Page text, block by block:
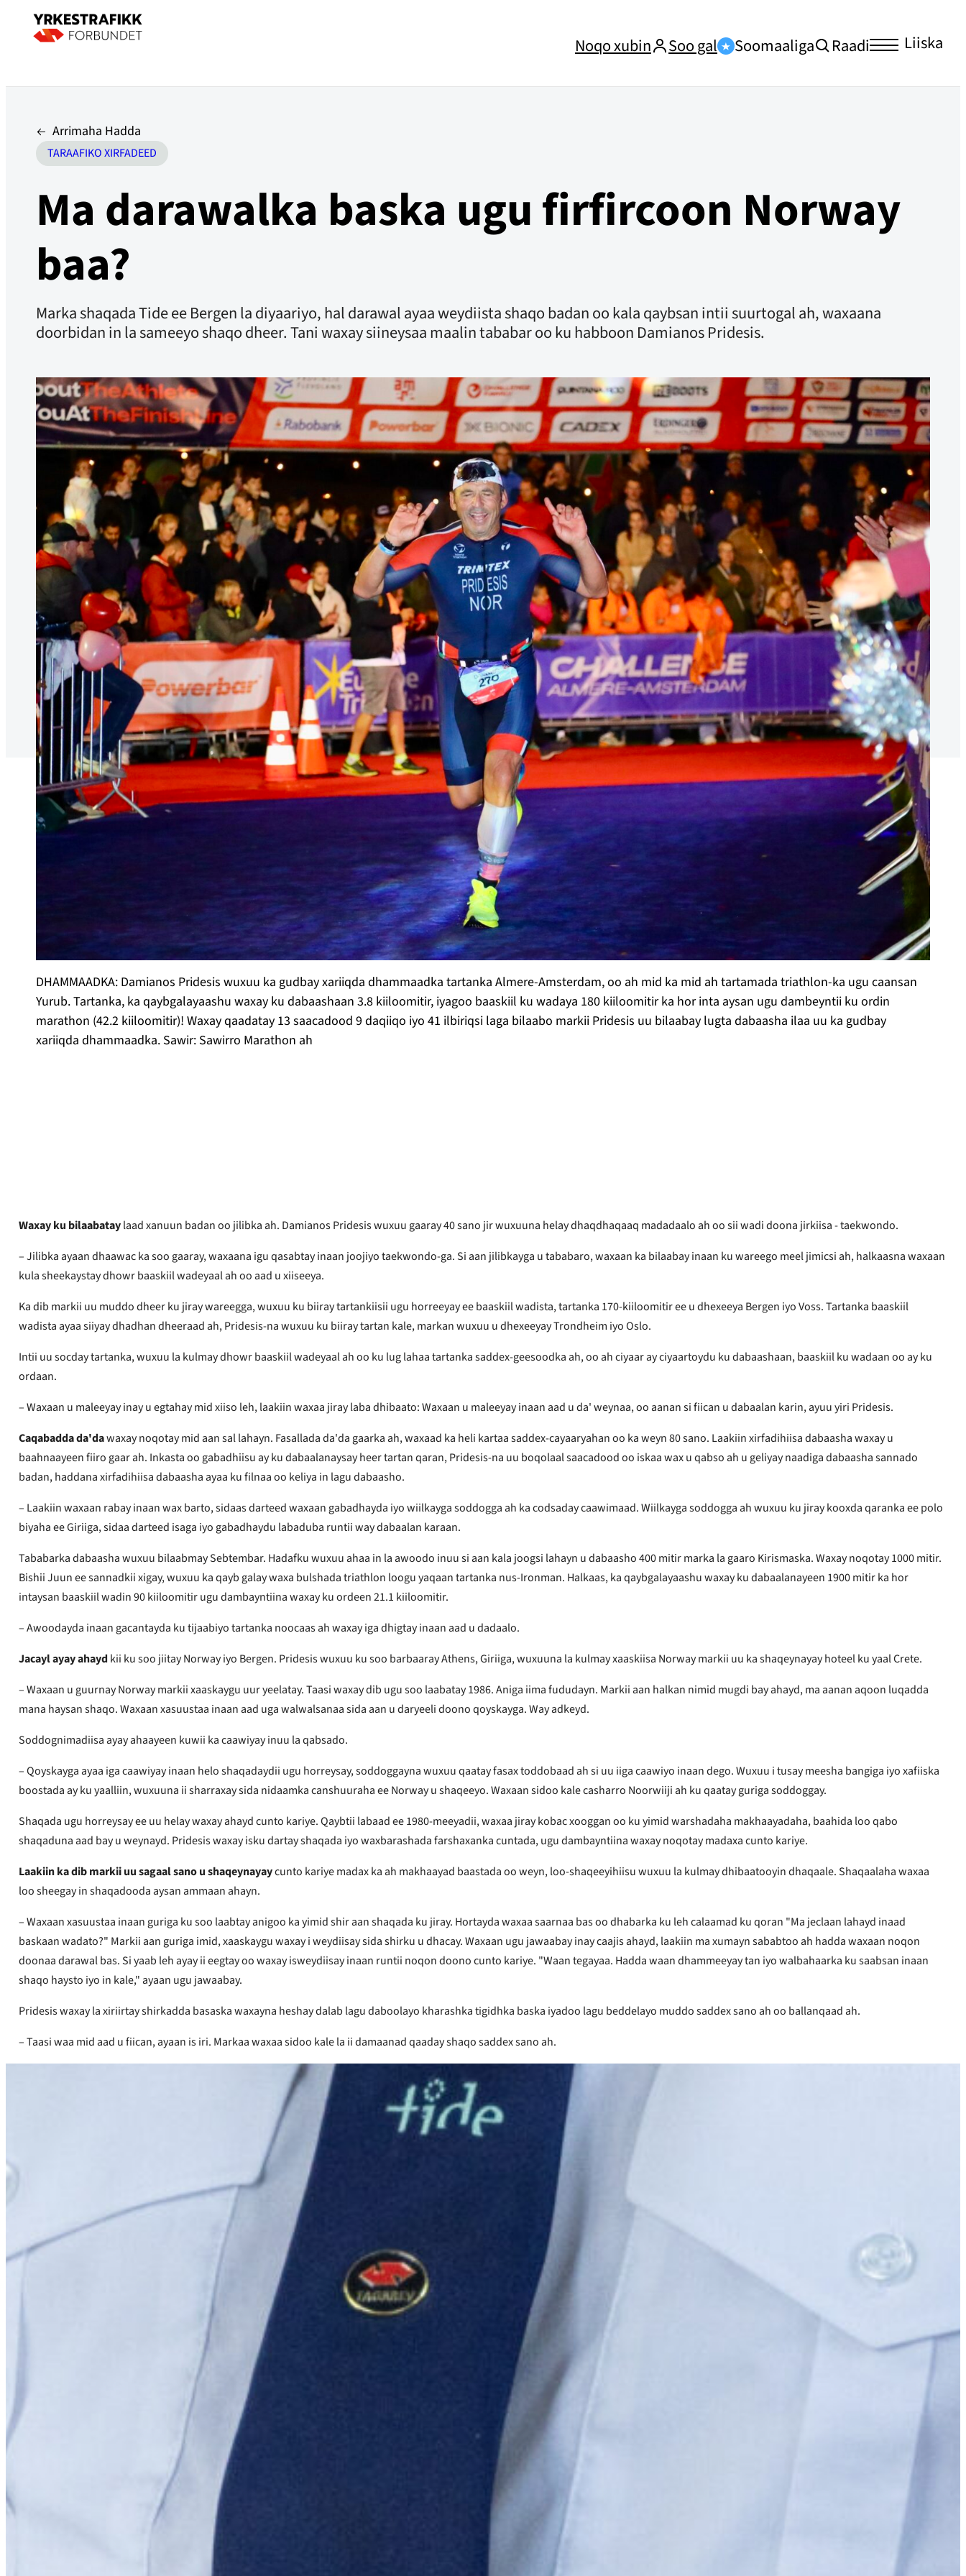
Noqo xubin Soo gal Soomaaliga Raadi Liiska
Arrimaha Hadda
TARAAFIKO XIRFADEED
Ma darawalka baska ugu firfircoon Norway
baa?
Marka shaqada Tide ee Bergen la diyaariyo, hal darawal ayaa weydiista shaqo badan oo kala qaybsan intii suurtogal ah, waxaana
doorbidan in la sameeyo shaqo dheer. Tani waxay siineysaa maalin tababar oo ku habboon Damianos Pridesis.
DHAMMAADKA: Damianos Pridesis wuxuu ka gudbay xariiqda dhammaadka tartanka Almere-Amsterdam, oo ah mid ka mid ah tartamada triathlon-ka ugu caansan
Yurub. Tartanka, ka qaybgalayaashu waxay ku dabaashaan 3.8 kiiloomitir, iyagoo baaskiil ku wadaya 180 kiiloomitir ka hor inta aysan ugu dambeyntii ku ordin
marathon (42.2 kiiloomitir)! Waxay qaadatay 13 saacadood 9 daqiiqo iyo 41 ilbiriqsi laga bilaabo markii Pridesis uu bilaabay lugta dabaasha ilaa uu ka gudbay
xariiqda dhammaadka. Sawir: Sawirro Marathon ah
Waxay ku bilaabataylaad xanuun badan oo jilibka ah. Damianos Pridesis wuxuu gaaray 40 sano jir wuxuuna helay dhaqdhaqaaq madadaalo ah oo sii wadi doona jirkiisa - taekwondo.
– Jilibka ayaan dhaawac ka soo gaaray, waxaana igu qasabtay inaan joojiyo taekwondo-ga. Si aan jilibkayga u tababaro, waxaan ka bilaabay inaan ku wareego meel jimicsi ah, halkaasna waxaan
kula sheekaystay dhowr baaskiil wadeyaal ah oo aad u xiiseeya.
Ka dib markii uu muddo dheer ku jiray wareegga, wuxuu ku biiray tartankiisii ​​ugu horreeyay ee baaskiil wadista, tartanka 170-kiiloomitir ee u dhexeeya Bergen iyo Voss. Tartanka baaskiil
wadista ayaa siiyay dhadhan dheeraad ah, Pridesis-na wuxuu ku biiray tartan kale, markan wuxuu u dhexeeyay Trondheim iyo Oslo.
Intii uu socday tartanka, wuxuu la kulmay dhowr baaskiil wadeyaal ah oo ku lug lahaa tartanka saddex-geesoodka ah, oo ah ciyaar ay ciyaartoydu ku dabaashaan, baaskiil ku wadaan oo ay ku
ordaan.
– Waxaan u maleeyay inay u egtahay mid xiiso leh, laakiin waxaa jiray laba dhibaato: Waxaan u maleeyay inaan aad u da' weynaa, oo aanan si fiican u dabaalan karin, ayuu yiri Pridesis.
Caqabadda da'dawaxay noqotay mid aan sal lahayn. Fasallada da'da gaarka ah, waxaad ka heli kartaa saddex-cayaaryahan oo ka weyn 80 sano. Laakiin xirfadihiisa dabaasha waxay u
baahnaayeen fiiro gaar ah. Inkasta oo gabadhiisu ay ku dabaalanaysay heer tartan qaran, Pridesis-na uu boqolaal saacadood oo iskaa wax u qabso ah u geliyay naadiga dabaasha sannado
badan, haddana xirfadihiisa dabaasha ayaa ku filnaa oo keliya in lagu dabaasho.
– Laakiin waxaan rabay inaan wax barto, sidaas darteed waxaan gabadhayda iyo wiilkayga soddogga ah ka codsaday caawimaad. Wiilkayga soddogga ah wuxuu ku jiray kooxda qaranka ee polo
biyaha ee Giriiga, sidaa darteed isaga iyo gabadhaydu labaduba runtii way dabaalan karaan.
Tababarka dabaasha wuxuu bilaabmay Sebtembar. Hadafku wuxuu ahaa in la awoodo inuu si aan kala joogsi lahayn u dabaasho 400 mitir marka la gaaro Kirismaska. Waxay noqotay 1000 mitir.
Bishii Juun ee sannadkii xigay, wuxuu ka qayb galay waxa bulshada triathlon loogu yaqaan tartanka nus-Ironman. Halkaas, ka qaybgalayaashu waxay ku dabaalanayeen 1900 mitir ka hor
intaysan baaskiil wadin 90 kiiloomitir ugu dambayntiina waxay ku ordeen 21.1 kiiloomitir.
– Awoodayda inaan gacantayda ku tijaabiyo tartanka noocaas ah waxay iga dhigtay inaan aad u dadaalo.
Jacayl ayay ahaydkii ku soo jiitay Norway iyo Bergen. Pridesis wuxuu ku soo barbaaray Athens, Giriiga, wuxuuna la kulmay xaaskiisa Norway markii uu ka shaqeynayay hoteel ku yaal Crete.
– Waxaan u guurnay Norway markii xaaskaygu uur yeelatay. Taasi waxay dib ugu soo laabatay 1986. Aniga iima fududayn. Markii aan halkan nimid mugdi bay ahayd, ma aanan aqoon luqadda
mana haysan shaqo. Waxaan xasuustaa inaan aad uga walwalsanaa sida aan u daryeeli doono qoyskayga. Way adkeyd.
Soddognimadiisa ayay ahaayeen kuwii ka caawiyay inuu la qabsado.
– Qoyskayga ayaa iga caawiyay inaan helo shaqadaydii ugu horreysay, soddoggayna wuxuu qaatay fasax toddobaad ah si uu iiga caawiyo inaan dego. Wuxuu i tusay meesha bangiga iyo xafiiska
boostada ay ku yaalliin, wuxuuna ii sharraxay sida nidaamka canshuuraha ee Norway u shaqeeyo. Waxaan sidoo kale casharro Noorwiiji ah ku qaatay guriga soddoggay.
Shaqada ugu horreysay ee uu helay waxay ahayd cunto kariye. Qaybtii labaad ee 1980-meeyadii, waxaa jiray kobac xooggan oo ku yimid warshadaha makhaayadaha, baahida loo qabo
shaqaduna aad bay u weynayd. Pridesis waxay isku dartay shaqada iyo waxbarashada farshaxanka cuntada, ugu dambayntiina waxay noqotay madaxa cunto kariye.
Laakiin ka dib markii uu sagaal sano u shaqeynayaycunto kariye madax ka ah makhaayad baastada oo weyn, loo-shaqeeyihiisu wuxuu la kulmay dhibaatooyin dhaqaale. Shaqaalaha waxaa
loo sheegay in shaqadooda aysan ammaan ahayn.
– Waxaan xasuustaa inaan guriga ku soo laabtay anigoo ka yimid shir aan shaqada ku jiray. Hortayda waxaa saarnaa bas oo dhabarka ku leh calaamad ku qoran "Ma jeclaan lahayd inaad
baskaan wadato?" Markii aan guriga imid, xaaskaygu waxay i weydiisay sida shirku u dhacay. Waxaan ugu jawaabay inay caajis ahayd, laakiin ma xumayn sababtoo ah hadda waxaan noqon
doonaa darawal bas. Si yaab leh ayay ii eegtay oo waxay isweydiisay inaan runtii noqon doono cunto kariye. "Waan tegayaa. Hadda waan dhammeeyay tan iyo walbahaarka ku saabsan inaan
shaqo haysto iyo in kale," ayaan ugu jawaabay.
Pridesis waxay la xiriirtay shirkadda basaska waxayna heshay dalab lagu daboolayo kharashka tigidhka baska iyadoo lagu beddelayo muddo saddex sano ah oo ballanqaad ah.
– Taasi waa mid aad u fiican, ayaan is iri. Markaa waxaa sidoo kale la ii damaanad qaaday shaqo saddex sano ah.